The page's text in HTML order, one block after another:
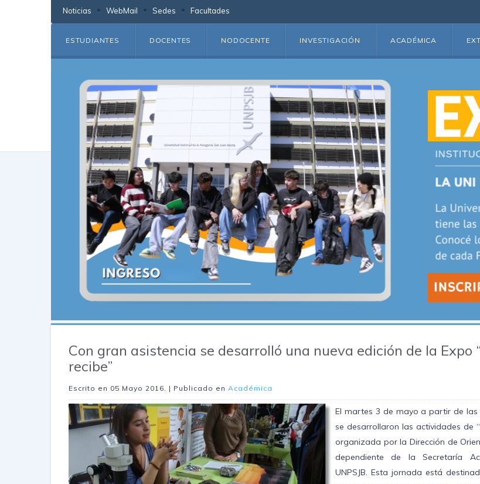
Noticias WebMail Sedes Facultades
ESTUDIANTES DOCENTES NODOCENTE INVESTIGACIÓN ACADÉMICA
Con gran asistencia se desarrolló una nueva edición de la Expo
recibe”
Escrito en 05 Mayo 2016. | Publicado en Académica
El martes 3 de mayo a partir de
se desarrollaron las actividades de
organizada por la Dirección de
dependiente de la Secretaría
UNPSJB. Esta jornada está